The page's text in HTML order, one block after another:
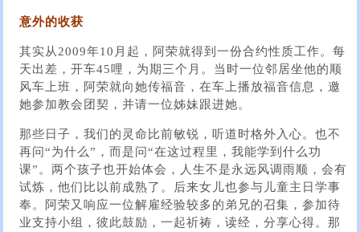
意外的收获
其实从2009年10月起，阿荣就得到一份合约性质工作。每
天出差，开车45哩，为期三个月。当时一位邻居坐他的顺
风车上班，阿荣就向她传福音，在车上播放福音信息，邀
她参加教会团契，并请一位姊妹跟进她。
那些日子，我们的灵命比前敏锐，听道时格外入心。也不
再问“为什么”，而是问“在这过程里，我能学到什么功
课”。两个孩子也开始体会，人生不是永远风调雨顺，会有
试炼，他们比以前成熟了。后来女儿也参与儿童主日学事
奉。阿荣又响应一位解雇经验较多的弟兄的召集，参加待
业支持小组，彼此鼓励，一起祈祷，读经，分享心得。那